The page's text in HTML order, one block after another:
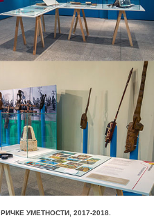
УМЕТНОСТИ, 2017-2018.